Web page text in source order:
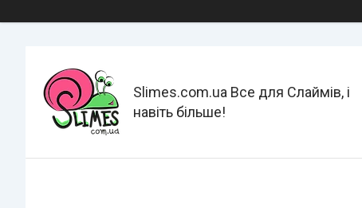
Slimes.com.ua Все для Слаймів, і
навіть більше!